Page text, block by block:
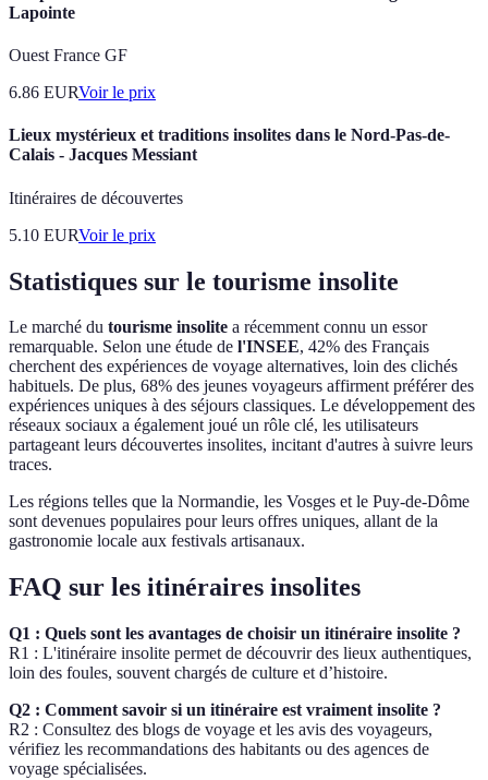
Lapointe
Ouest France GF
6.86 EURVoir le prix
Lieux mystérieux et traditions insolites dans le Nord-Pas-de-
Calais - Jacques Messiant
Itinéraires de découvertes
5.10 EURVoir le prix
Statistiques sur le tourisme insolite
Le marché du tourisme insolite a récemment connu un essor
remarquable. Selon une étude de l'INSEE, 42% des Français
cherchent des expériences de voyage alternatives, loin des clichés
habituels. De plus, 68% des jeunes voyageurs affirment préférer des
expériences uniques à des séjours classiques. Le développement des
réseaux sociaux a également joué un rôle clé, les utilisateurs
partageant leurs découvertes insolites, incitant d'autres à suivre leurs
traces.
Les régions telles que la Normandie, les Vosges et le Puy-de-Dôme
sont devenues populaires pour leurs offres uniques, allant de la
gastronomie locale aux festivals artisanaux.
FAQ sur les itinéraires insolites
Q1 : Quels sont les avantages de choisir un itinéraire insolite ?
R1 : L'itinéraire insolite permet de découvrir des lieux authentiques,
loin des foules, souvent chargés de culture et d’histoire.
Q2 : Comment savoir si un itinéraire est vraiment insolite ?
R2 : Consultez des blogs de voyage et les avis des voyageurs,
vérifiez les recommandations des habitants ou des agences de
voyage spécialisées.